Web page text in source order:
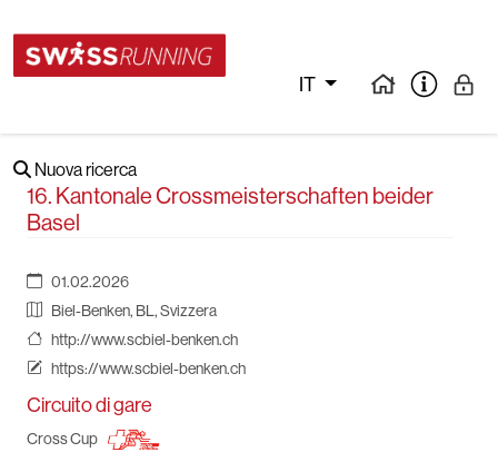
IT
Nuova ricerca
16. Kantonale Crossmeisterschaften beider
Basel
01.02.2026
Biel-Benken, BL, Svizzera
http://www.scbiel-benken.ch
https://www.scbiel-benken.ch
Circuito di gare
Cross Cup